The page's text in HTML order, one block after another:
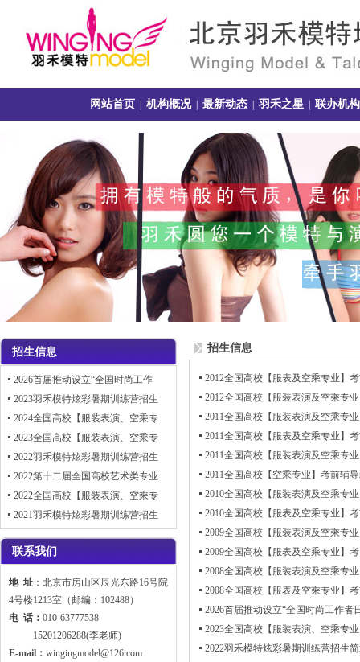
网站首页 机构概况| 最新动态 羽禾之星 联办机构
招生信息
2026首届推动设立“全国时尚工作
2023羽禾模特炫彩暑期训练营招生
2024全国高校【服装表演、空乘专
2023全国高校【服装表演、空乘专
2022羽禾模特炫彩暑期训练营招生
2022第十二届全国高校艺术类专业
2022全国高校【服装表演、空乘专
2021羽禾模特炫彩暑期训练营招生
联系我们
地 址 ：北京市房山区辰光东路16号院
4号楼1213室（邮编：102488）
电 话： 010-63777538
15201206288(李老师)
E-mail： wingingmodel@126.com
招生信息
2012全国高校【服表及空乘专业】
2012全国高校【服装表演及空乘专
2011全国高校【服装表演及空乘专
2011全国高校【服表及空乘专业】
2011全国高校【服装表演及空乘专
2011全国高校【空乘专业】考前辅
2010全国高校【服装表演及空乘专
2010全国高校【服表及空乘专业】
2009全国高校【服装表演及空乘专
2009全国高校【服表及空乘专业】
2008全国高校【服装表演及空乘专
2008全国高校【服表及空乘专业】
2026首届推动设立“全国时尚工作者
2023全国高校【服装表演、空乘专
2022羽禾模特炫彩暑期训练营招生